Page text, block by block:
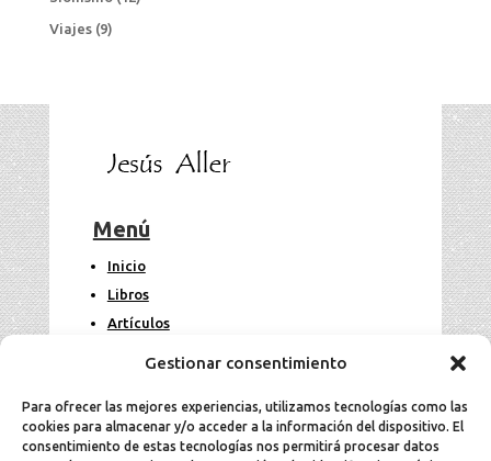
Gestionar consentimiento
Para ofrecer las mejores experiencias, utilizamos tecnologías como las
cookies para almacenar y/o acceder a la información del dispositivo. El
consentimiento de estas tecnologías nos permitirá procesar datos
Viajes(9)
Menú
Inicio
Libros
Artículos
Legal